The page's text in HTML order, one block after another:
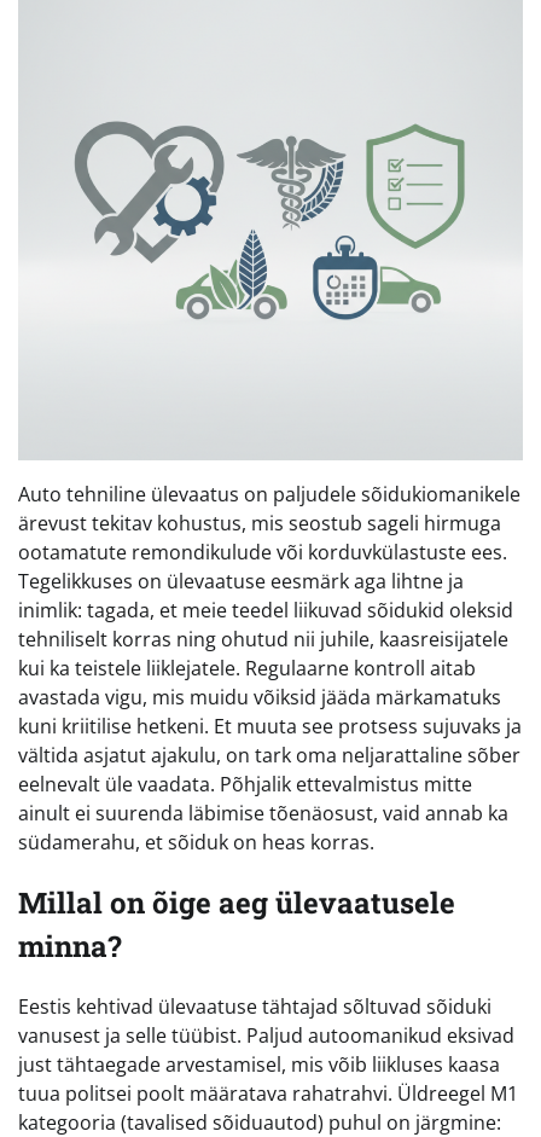
Auto tehniline ülevaatus on paljudele sõidukiomanikele
ärevust tekitav kohustus, mis seostub sageli hirmuga
ootamatute remondikulude või korduvkülastuste ees.
Tegelikkuses on ülevaatuse eesmärk aga lihtne ja
inimlik: tagada, et meie teedel liikuvad sõidukid oleksid
tehniliselt korras ning ohutud nii juhile, kaasreisijatele
kui ka teistele liiklejatele. Regulaarne kontroll aitab
avastada vigu, mis muidu võiksid jääda märkamatuks
kuni kriitilise hetkeni. Et muuta see protsess sujuvaks ja
vältida asjatut ajakulu, on tark oma neljarattaline sõber
eelnevalt üle vaadata. Põhjalik ettevalmistus mitte
ainult ei suurenda läbimise tõenäosust, vaid annab ka
südamerahu, et sõiduk on heas korras.
Millal on õige aeg ülevaatusele
minna?
Eestis kehtivad ülevaatuse tähtajad sõltuvad sõiduki
vanusest ja selle tüübist. Paljud autoomanikud eksivad
just tähtaegade arvestamisel, mis võib liikluses kaasa
tuua politsei poolt määratava rahatrahvi. Üldreegel M1
kategooria (tavalised sõiduautod) puhul on järgmine: